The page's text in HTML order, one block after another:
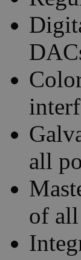
all
of all